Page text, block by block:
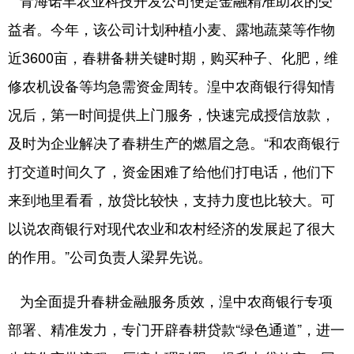
益者。今年，该公司计划种植小麦、露地蔬菜等作物
近3600亩，春耕备耕关键时期，购买种子、化肥，维
修农机设备等均急需资金周转。湟中农商银行得知情
况后，第一时间提供上门服务，快速完成授信放款，
及时为企业解决了春耕生产的燃眉之急。“和农商银行
打交道时间久了，资金困难了给他们打电话，他们下
来到地里看看，放贷比较快，支持力度也比较大。可
以说农商银行对现代农业和农村经济的发展起了很大
的作用。”公司负责人梁昇先说。
为全面提升春耕金融服务质效，湟中农商银行专项
部署、精准发力，专门开辟春耕贷款“绿色通道”，进一